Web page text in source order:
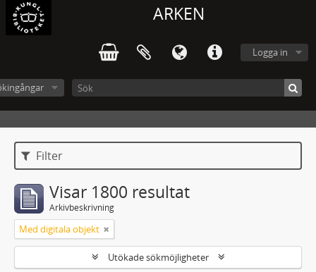
ARKEN
Logga in
Filter
Visar 1800 resultat
Arkivbeskrivning
Med digitala objekt
Utökade sökmöjligheter